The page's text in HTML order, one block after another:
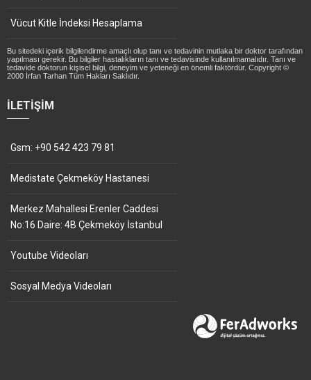
Vücut Kitle İndeksi Hesaplama
Bu sitedeki içerik bilgilendirme amaçlı olup tanı ve tedavinin mutlaka bir doktor tarafından
yapılması gerekir. Bu bilgiler hastalıkların tanı ve tedavisinde kullanılmamalıdır. Tanı ve
tedavide doktorun kişisel bilgi, deneyim ve yeteneği en önemli faktördür. Copyright ©
2000 İrfan Tarhan Tüm Hakları Saklıdır.
İLETIŞIM
Gsm: +90 542 423 79 81
Medistate Çekmeköy Hastanesi
Merkez Mahallesi Erenler Caddesi
No:16 Daire: 4B Çekmeköy İstanbul
Youtube Videoları
Sosyal Medya Videoları